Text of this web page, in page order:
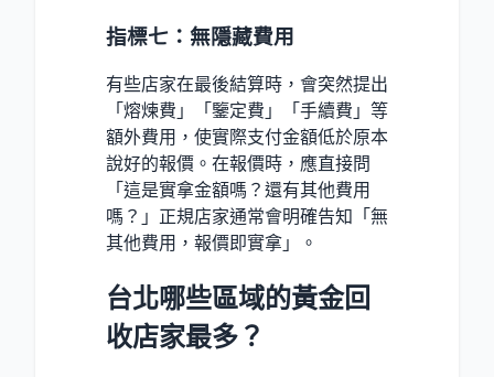
指標七：無隱藏費用
有些店家在最後結算時，會突然提出
「熔煉費」「鑒定費」「手續費」等
額外費用，使實際支付金額低於原本
說好的報價。在報價時，應直接問
「這是實拿金額嗎？還有其他費用
嗎？」正規店家通常會明確告知「無
其他費用，報價即實拿」。
台北哪些區域的黃金回
收店家最多？